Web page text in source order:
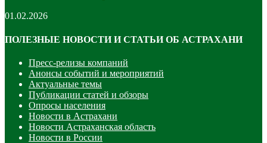
01.02.2026
ПОЛЕЗНЫЕ НОВОСТИ И СТАТЬИ ОБ АСТРАХАНИ
Пресс-релизы компаний
Анонсы событий и мероприятий
Актуальные темы
Публикации статей и обзоры
Опросы населения
Новости в Астрахани
Новости Астраханская область
Новости в России